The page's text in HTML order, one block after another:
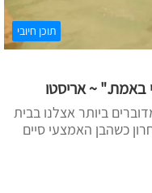
תוכן חיובי
~ אריסטו
ביותר אצלנו בבית
כשהבן האמצעי סיים